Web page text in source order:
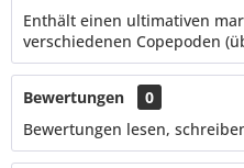
Enthält einen ultimativen
verschiedenen Copepoden
Bewertungen
0
Bewertungen lesen,